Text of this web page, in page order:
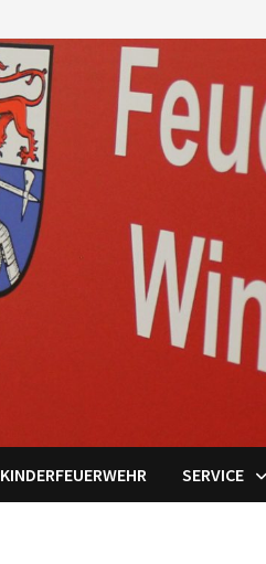
KINDERFEUERWEHR SERVICE